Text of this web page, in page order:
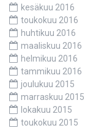
kesäkuu 2016
toukokuu 2016
huhtikuu 2016
maaliskuu 2016
helmikuu 2016
tammikuu 2016
joulukuu 2015
marraskuu 2015
lokakuu 2015
toukokuu 2015